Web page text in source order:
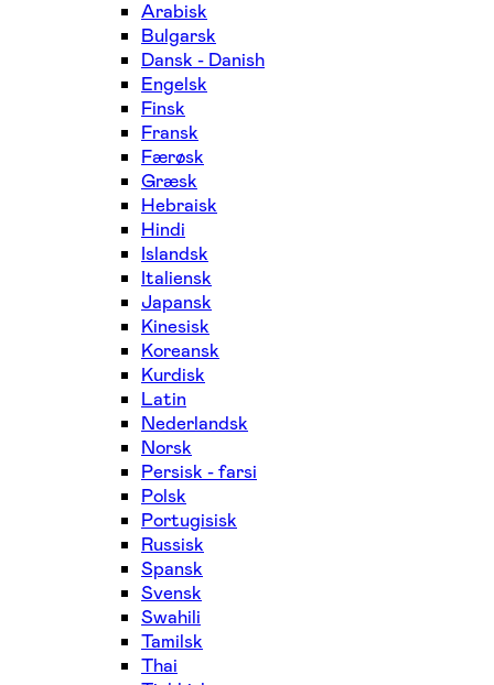
Arabisk
Bulgarsk
Dansk - Danish
Engelsk
Finsk
Fransk
Færøsk
Græsk
Hebraisk
Hindi
Islandsk
Italiensk
Japansk
Kinesisk
Koreansk
Kurdisk
Latin
Nederlandsk
Norsk
Persisk - farsi
Polsk
Portugisisk
Russisk
Spansk
Svensk
Swahili
Tamilsk
Thai